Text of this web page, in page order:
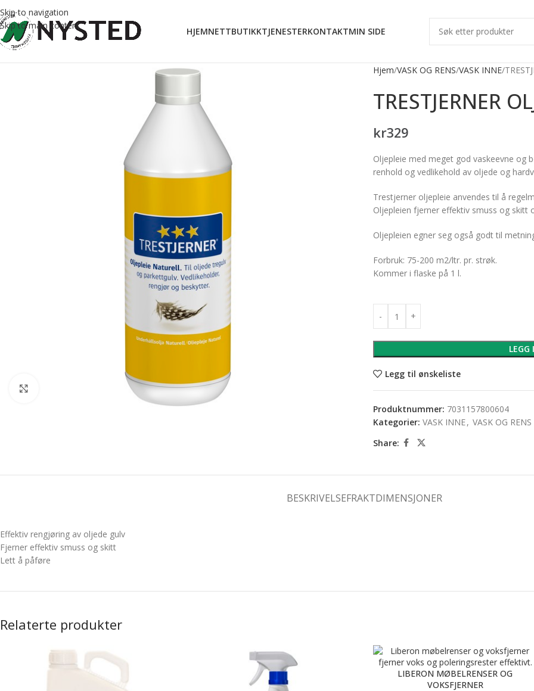
Skip to navigation
Skip to main content
HJEMNETTBUTIKKTJENESTERKONTAKTMIN SIDE
Hjem VASK OG RENS VASK INNE
TRESTJERNER
kr329
Oljepleie med meget god vaskeevne og
renhold og vedlikehold av oljede og
Trestjerner oljepleie anvendes til å
Oljepleien fjerner effektiv smuss og skitt
Oljepleien egner seg også godt til
Forbruk: 75-200 m2/ltr. pr. strøk.
Kommer i flaske på 1 l.
LEGG
Legg til ønskeliste
Produktnummer: 7031157800604
Kategorier: VASK INNE, VASK OG RENS
Share:
BESKRIVELSEFRAKTDIMENSJONER
Effektiv rengjøring av oljede gulv
Fjerner effektiv smuss og skitt
Lett å påføre
Relaterte produkter
LIBERON MØBELRENSER OG
VOKSFJERNER